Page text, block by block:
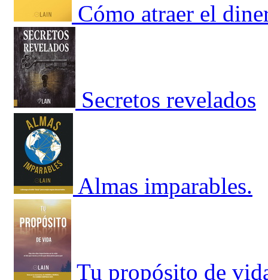
Cómo atraer el
Secretos revelados
Almas imparables.
Tu propósito de